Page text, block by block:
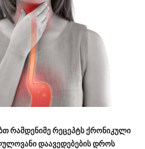
რამდენიმე რეცეპტს ქრონიკული
დაავედებების დროს